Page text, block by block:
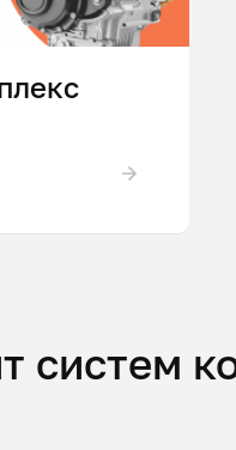
систем